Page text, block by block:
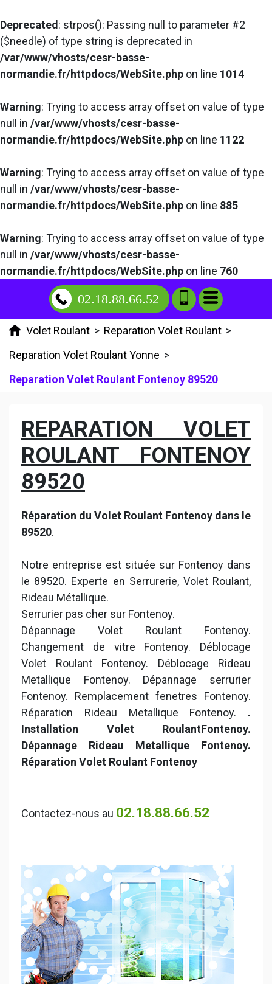
Deprecated : strpos(): Passing null to parameter #2
($needle) of type string is deprecated in
/var/www/vhosts/cesr-basse-
normandie.fr/httpdocs/WebSite.php on line 1014
Warning: Trying to access array offset on value of type
null in /var/www/vhosts/cesr-basse-
normandie.fr/httpdocs/WebSite.php on line 1122
Warning: Trying to access array offset on value of type
null in /var/www/vhosts/cesr-basse-
normandie.fr/httpdocs/WebSite.php on line 885
Warning: Trying to access array offset on value of type
null in /var/www/vhosts/cesr-basse-
normandie.fr/httpdocs/WebSite.php on line 760
02.18.88.66.52
Volet Roulant > Reparation Volet Roulant >
Reparation Volet Roulant Yonne >
Reparation Volet Roulant Fontenoy 89520
REPARATION VOLET
ROULANT FONTENOY
89520
Réparation du Volet Roulant Fontenoy dans le
89520.
Notre entreprise est située sur Fontenoy dans
le 89520. Experte en Serrurerie, Volet Roulant,
Rideau Métallique.
Serrurier pas cher sur Fontenoy.
Dépannage Volet Roulant Fontenoy.
Changement de vitre Fontenoy. Déblocage
Volet Roulant Fontenoy. Déblocage Rideau
Metallique Fontenoy. Dépannage serrurier
Fontenoy. Remplacement fenetres Fontenoy.
Réparation Rideau Metallique Fontenoy. .
Installation Volet RoulantFontenoy.
Dépannage Rideau Metallique Fontenoy.
Réparation Volet Roulant Fontenoy
Contactez-nous au 02.18.88.66.52